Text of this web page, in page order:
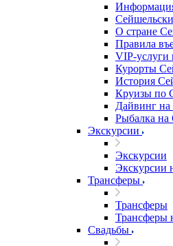
О стране
Правила
VIP-услуги
Курорты
История
Круизы по
Дайвинг
Рыбалка на
Экскурсии
Экскурсии
Экскурсии
Трансферы
Трансферы
Трансферы
Свадьбы